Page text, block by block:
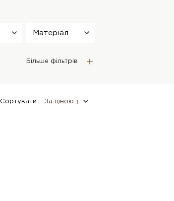
Матеріал
Більше фільтрів
Сортувати: За цiною ↑